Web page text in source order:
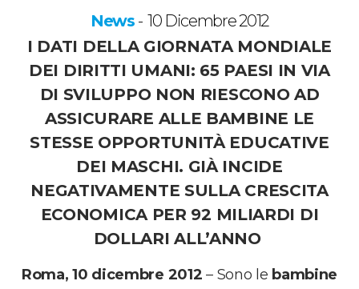
News - 10 Dicembre 2012
I DATI DELLA GIORNATA MONDIALE
DEI DIRITTI UMANI: 65 PAESI IN VIA
DI SVILUPPO NON RIESCONO AD
ASSICURARE ALLE BAMBINE LE
STESSE OPPORTUNITÀ EDUCATIVE
DEI MASCHI. GIÀ INCIDE
NEGATIVAMENTE SULLA CRESCITA
ECONOMICA PER 92 MILIARDI DI
DOLLARI ALL’ANNO
Roma, 10 dicembre 2012 – Sono le bambine